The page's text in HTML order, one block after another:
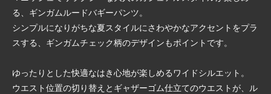
る、ギンガムルードバギーパンツ。
シンプルになりがちな夏スタイルにさわやかなアクセントをプラ
スする、ギンガムチェック柄のデザインもポイントです。
ゆったりとした快適なはき心地が楽しめるワイドシルエット。
ウエスト位置の切り替えとギャザーゴム仕立てのウエストが、ル